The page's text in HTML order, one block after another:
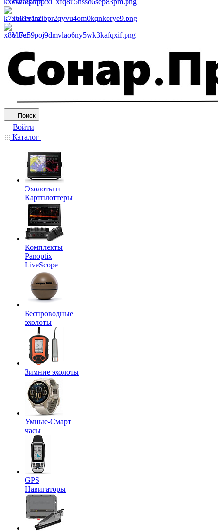
WhatsApp
Telegram
Viber
Поиск
Войти
Каталог
Эхолоты и
Картплоттеры
Комплекты
Panoptix
LiveScope
Беспроводные
эхолоты
Зимние эхолоты
Умные-Смарт
часы
GPS
Навигаторы